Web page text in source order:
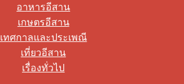
อาหารอีสาน
เกษตรอีสาน
เทศกาลและประเพณี
เที่ยวอีสาน
เรื่องทั่วไป